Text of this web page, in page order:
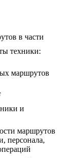
в части
техники:
маршрутов
и
маршрутов
персонала,